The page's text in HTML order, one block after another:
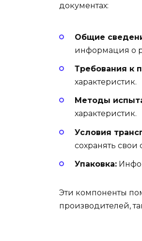
документах:
Общие
информация о
Требования к
характеристик.
Методы
характеристик.
Условия
сохранять свои
Упаковка:
Эти компоненты
производителей,